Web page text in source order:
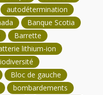
autodétermination
Banque Scotia
Barrette
lithium-ion
Bloc de gauche
bombardements